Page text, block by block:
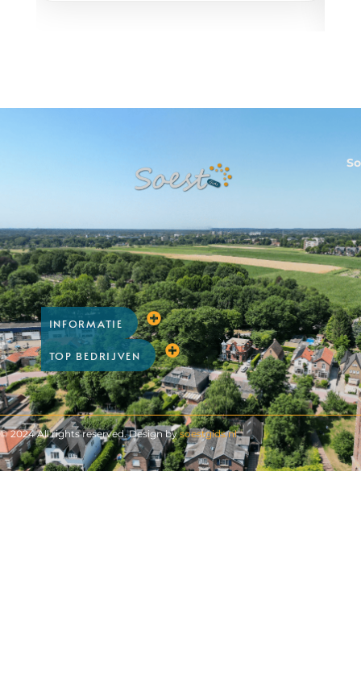
INFORMATIE
TOP BEDRIJVEN
© 2024 All rights reserved. Design bysoestgids.nl